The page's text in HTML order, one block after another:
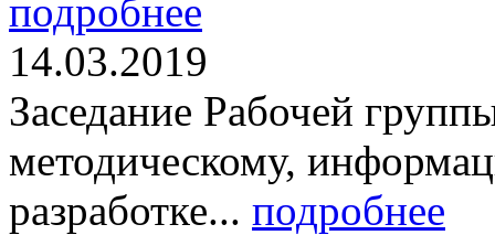
подробнее
14.03.2019
Заседание Рабочей
методическому,
разработке... подробнее